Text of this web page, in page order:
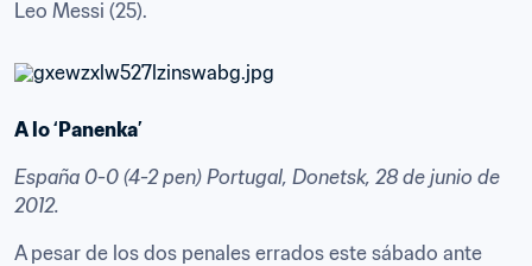
Leo Messi (25).
A lo ‘Panenka’
España 0-0 (4-2 pen) Portugal, Donetsk, 28 de junio de
2012.
A pesar de los dos penales errados este sábado ante